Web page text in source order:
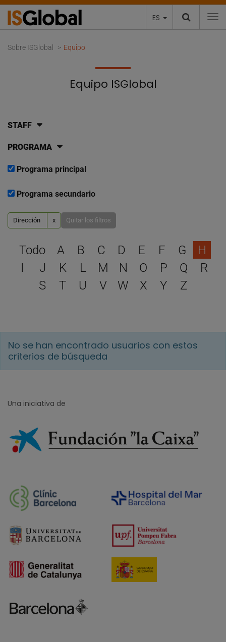
ES
Sobre ISGlobal Equipo
Equipo ISGlobal
STAFF
PROGRAMA
Programa principal
Programa secundario
Dirección x Quitar los filtros
Selecciona una letra
Todo A B C D E F G
H
I
J K L M N O P Q
R
S
T U V W X Y Z
No se han encontrado usuarios con estos
criterios de búsqueda
Una iniciativa de